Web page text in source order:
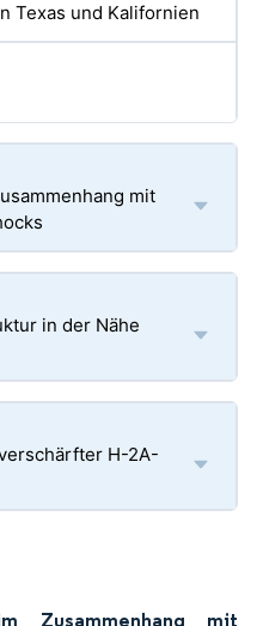
Texas und Kalifornien
mit
in der Nähe
H-2A-
Zusammenhang mit